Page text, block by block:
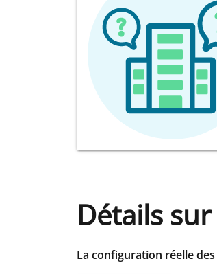
Détails
La configuration réelle